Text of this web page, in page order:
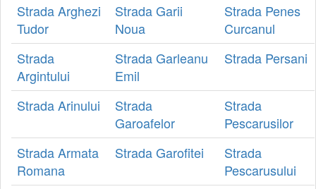
Strada Arghezi
Tudor
Strada Garii
Noua
Strada Penes
Curcanul
Strada
Argintului
Strada Garleanu
Emil
Strada Persani
Strada Arinului
Strada
Garoafelor
Strada
Pescarusilor
Strada Armata
Romana
Strada Garofitei
Strada
Pescarusului